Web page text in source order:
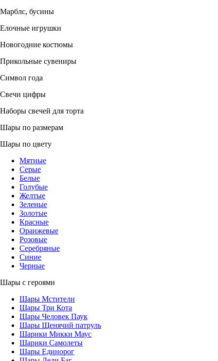
Марблс, бусины
Елочные игрушки
Новогодние костюмы
Прикольные сувениры
Символ года
Свечи цифры
Наборы свечей для торта
Шары по размерам
Шары по цвету
Мятные
Серые
Белые
Голубые
Желтые
Зеленые
Золотые
Красные
Оранжевые
Розовые
Серебряные
Синие
Черные
Шары с героями
Шары Мстители
Шары Три Кота
Шары Человек Паук
Шары Щенячий патруль
Шарики Микки Маус
Шарики Самолеты
Шары Единорог